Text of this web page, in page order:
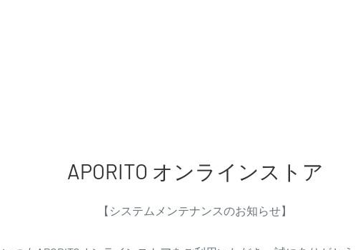
APORITO オンラインストア
【システムメンテナンスのお知らせ】